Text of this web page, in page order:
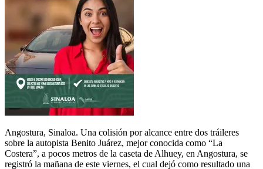
Angostura, Sinaloa. Una colisión por alcance entre dos tráileres
sobre la autopista Benito Juárez, mejor conocida como “La
Costera”, a pocos metros de la caseta de Alhuey, en Angostura, se
registró la mañana de este viernes, el cual dejó como resultado una